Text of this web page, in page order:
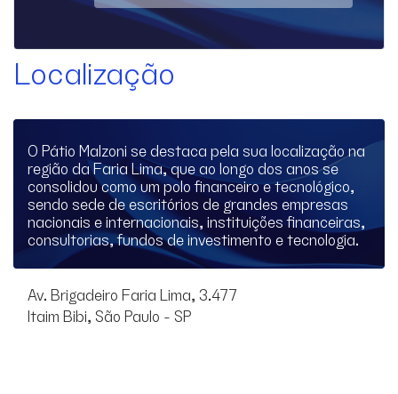
Localização
Av. Brigadeiro Faria Lima, 3.477
Itaim Bibi, São Paulo - SP
O Pátio Malzoni se destaca pela sua localização na
região da Faria Lima, que ao longo dos anos se
consolidou como um polo financeiro e tecnológico,
sendo sede de escritórios de grandes empresas
nacionais e internacionais, instituições financeiras,
consultorias, fundos de investimento e tecnologia.